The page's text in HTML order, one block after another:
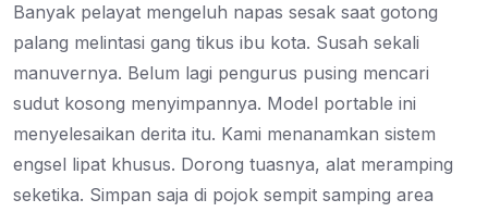
Banyak pelayat mengeluh napas sesak saat gotong
palang melintasi gang tikus ibu kota. Susah sekali
manuvernya. Belum lagi pengurus pusing mencari
sudut kosong menyimpannya. Model portable ini
menyelesaikan derita itu. Kami menanamkan sistem
engsel lipat khusus. Dorong tuasnya, alat meramping
seketika. Simpan saja di pojok sempit samping area